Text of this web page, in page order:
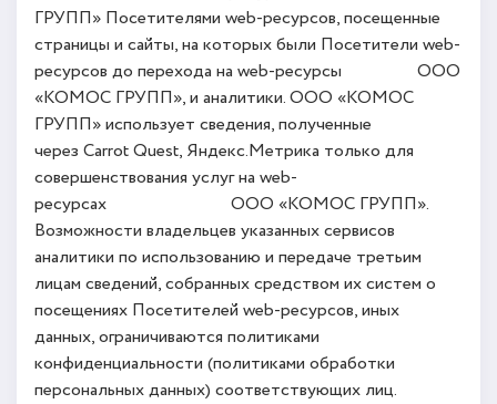
ГРУПП» Посетителями web-ресурсов, посещенные
страницы и сайты, на которых были Посетители web-
ресурсов до перехода на web-ресурсы ООО
«КОМОС ГРУПП», и аналитики. ООО «КОМОС
ГРУПП» использует сведения, полученные
через Carrot Quest, Яндекс.Метрика только для
совершенствования услуг на web-
ресурсах ООО «КОМОС ГРУПП».
Возможности владельцев указанных сервисов
аналитики по использованию и передаче третьим
лицам сведений, собранных средством их систем о
посещениях Посетителей web-ресурсов, иных
данных, ограничиваются политиками
конфиденциальности (политиками обработки
персональных данных) соответствующих лиц.